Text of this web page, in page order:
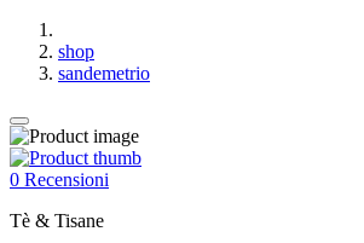
shop
sandemetrio
0 Recensioni
Tè & Tisane